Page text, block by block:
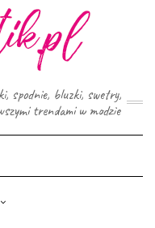
spodnie, bluzki, swetry,
trendami w modzie